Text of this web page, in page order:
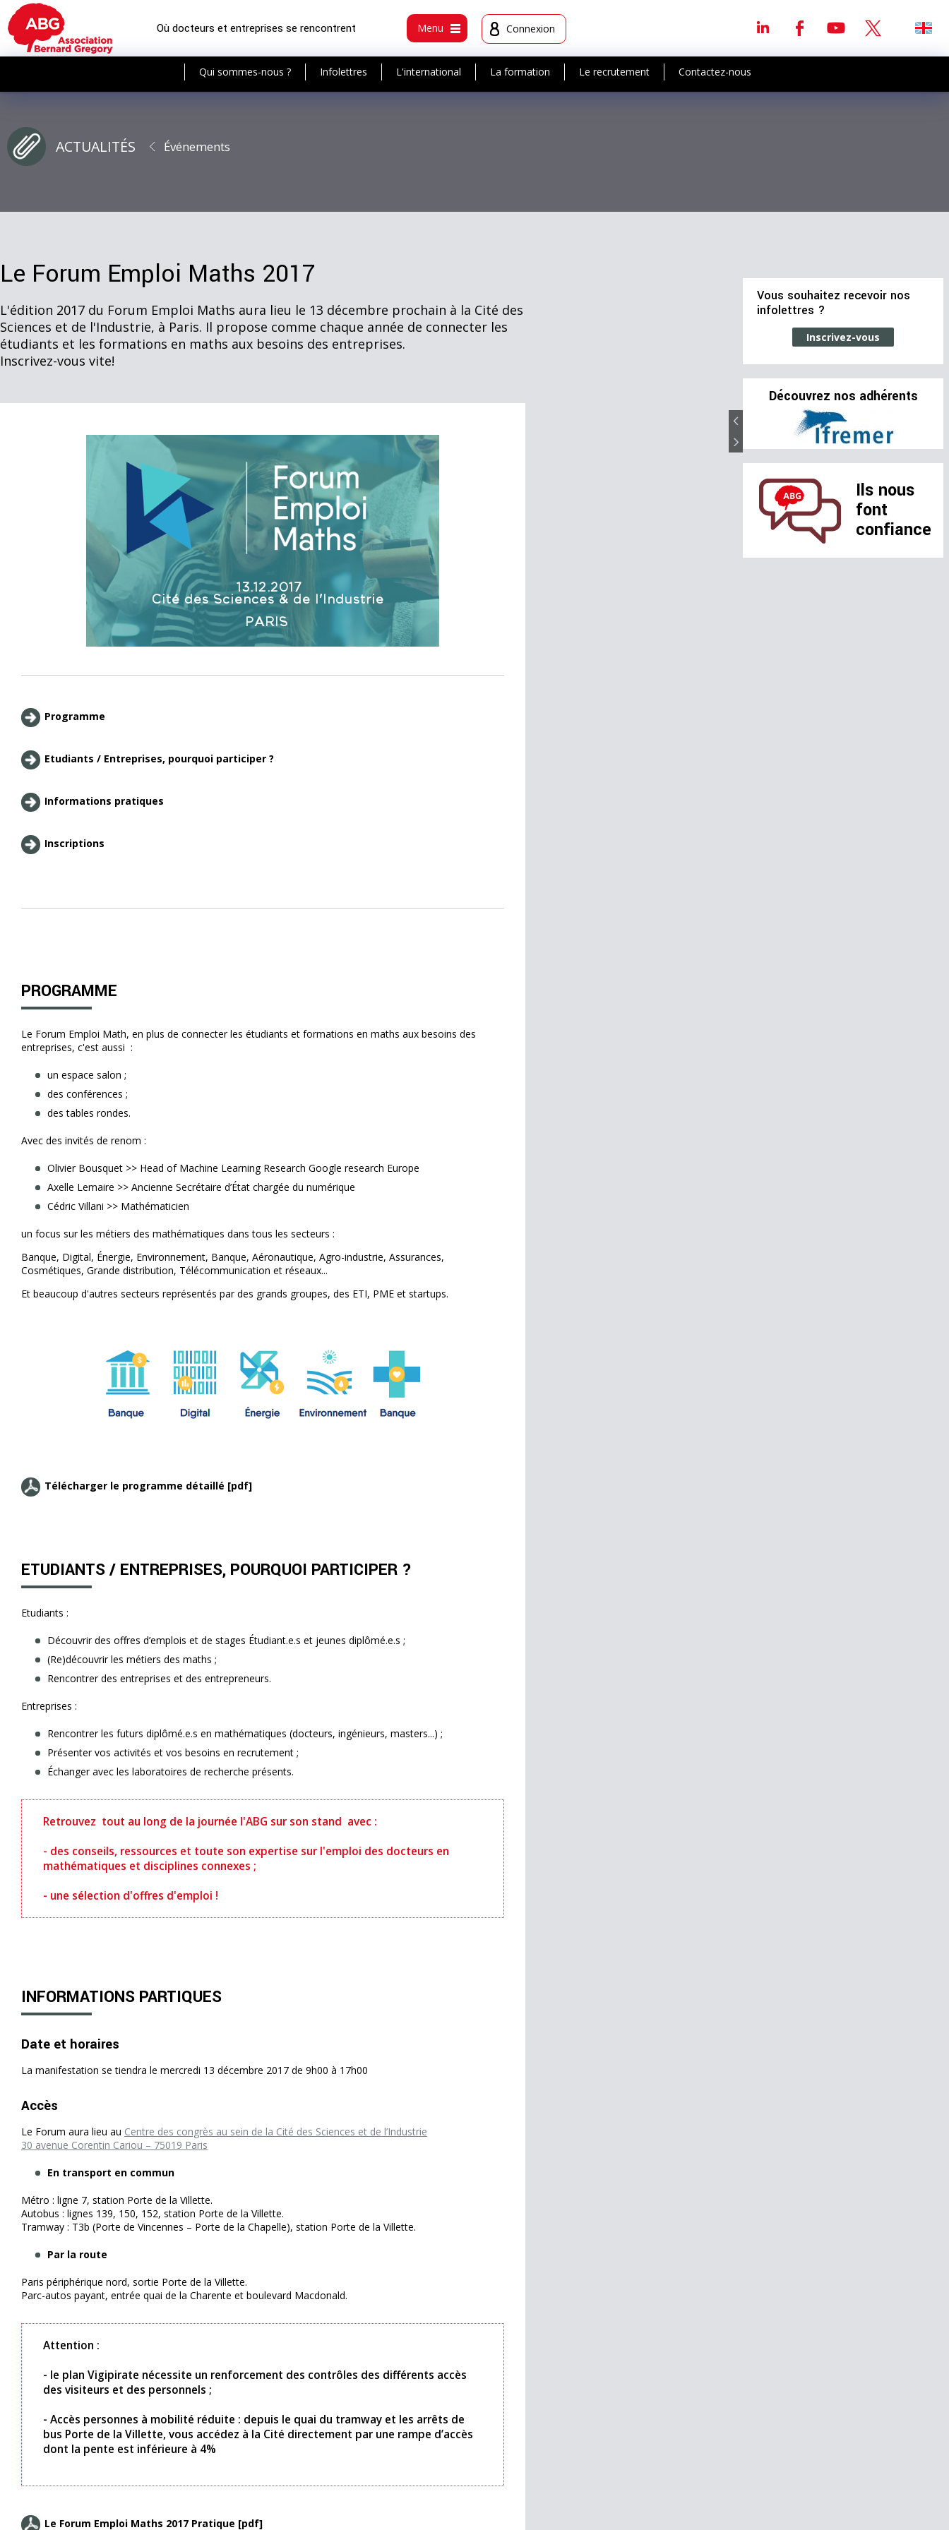
Où docteurs et entreprises se rencontrent Menu Connexion
Qui sommes-nous ? Infolettres L'international La formation Le recrutement Contactez-nous
ACTUALITÉS Événements
Le Forum Emploi Maths 2017
L'édition 2017 du Forum Emploi Maths aura lieu le 13 décembre prochain à la Cité des
Sciences et de l'Industrie, à Paris. Il propose comme chaque année de connecter les
étudiants et les formations en maths aux besoins des entreprises.
Inscrivez-vous vite!
Programme
Etudiants / Entreprises, pourquoi participer ?
Informations pratiques
Inscriptions
PROGRAMME
Le Forum Emploi Math, en plus de connecter les étudiants et formations en maths aux besoins des
entreprises, c'est aussi :
un espace salon ;
des conférences ;
des tables rondes.
Avec des invités de renom :
Olivier Bousquet >> Head of Machine Learning Research Google research Europe
Axelle Lemaire >> Ancienne Secrétaire d’État chargée du numérique
Cédric Villani >> Mathématicien
un focus sur les métiers des mathématiques dans tous les secteurs :
Banque, Digital, Énergie, Environnement, Banque, Aéronautique, Agro-industrie, Assurances,
Cosmétiques, Grande distribution, Télécommunication et réseaux...
Et beaucoup d'autres secteurs représentés par des grands groupes, des ETI, PME et startups.
Télécharger le programme détaillé [pdf]
ETUDIANTS / ENTREPRISES, POURQUOI PARTICIPER ?
Etudiants :
Découvrir des offres d’emplois et de stages Étudiant.e.s et jeunes diplômé.e.s ;
(Re)découvrir les métiers des maths ;
Rencontrer des entreprises et des entrepreneurs.
Entreprises :
Rencontrer les futurs diplômé.e.s en mathématiques (docteurs, ingénieurs, masters...) ;
Présenter vos activités et vos besoins en recrutement ;
Échanger avec les laboratoires de recherche présents.
Retrouvez tout au long de la journée l'ABG sur son stand avec :
- des conseils, ressources et toute son expertise sur l'emploi des docteurs en
mathématiques et disciplines connexes ;
- une sélection d'offres d'emploi !
INFORMATIONS PARTIQUES
Date et horaires
La manifestation se tiendra le mercredi 13 décembre 2017 de 9h00 à 17h00
Accès
Le Forum aura lieu au Centre des congrès au sein de la Cité des Sciences et de l’Industrie
30 avenue Corentin Cariou – 75019 Paris
En transport en commun
Métro : ligne 7, station Porte de la Villette.
Autobus : lignes 139, 150, 152, station Porte de la Villette.
Tramway : T3b (Porte de Vincennes – Porte de la Chapelle), station Porte de la Villette.
Par la route
Paris périphérique nord, sortie Porte de la Villette.
Parc-autos payant, entrée quai de la Charente et boulevard Macdonald.
Attention :
- le plan Vigipirate nécessite un renforcement des contrôles des différents accès
des visiteurs et des personnels ;
- Accès personnes à mobilité réduite : depuis le quai du tramway et les arrêts de
bus Porte de la Villette, vous accédez à la Cité directement par une rampe d’accès
dont la pente est inférieure à 4%
Le Forum Emploi Maths 2017 Pratique [pdf]
Vous souhaitez recevoir nos
infolettres ?
Inscrivez-vous
Découvrez nos adhérents
Ils nous
font
confiance